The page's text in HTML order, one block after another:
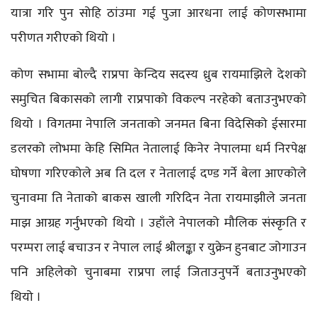
यात्रा गरि पुन सोहि ठांउमा गई पुजा आरधना लाई कोणसभामा
परीणत गरीएको थियो ।
कोण सभामा बोल्दै राप्रपा केन्दिय सदस्य ध्रुब रायमाझिले देशको
समुचित बिकासको लागी राप्रपाको विकल्प नरहेको बताउनुभएको
थियो । विगतमा नेपालि जनताको जनमत बिना विदेसिको ईसारमा
डलरको लोभमा केहि सिमित नेतालाई किनेर नेपालमा धर्म निरपेक्ष
घोषणा गरिएकोले अब ति दल र नेतालाई दण्ड गर्ने बेला आएकोले
चुनावमा ति नेताको बाकस खाली गरिदिन नेता रायमाझीले जनता
माझ आग्रह गर्नुभएको थियो । उहाँले नेपालको मौलिक संस्कृति र
परम्परा लाई बचाउन र नेपाल लाई श्रीलङ्का र युक्रेन हुनबाट जोगाउन
पनि अहिलेको चुनाबमा राप्रपा लाई जिताउनुपर्ने बताउनुभएको
थियो ।